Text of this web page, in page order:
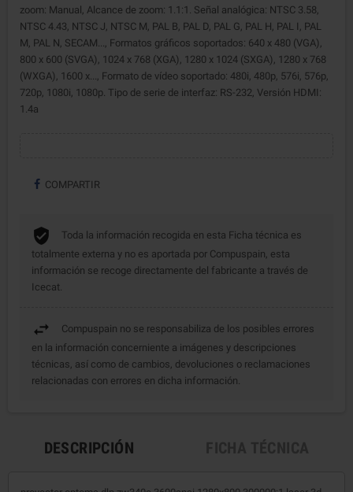
zoom: Manual, Alcance de zoom: 1.1:1. Señal analógica: NTSC 3.58,
NTSC 4.43, NTSC J, NTSC M, PAL B, PAL D, PAL G, PAL H, PAL I, PAL
M, PAL N, SECAM..., Formatos gráficos soportados: 640 x 480 (VGA),
800 x 600 (SVGA), 1024 x 768 (XGA), 1280 x 1024 (SXGA), 1280 x 768
(WXGA), 1600 x..., Formato de vídeo soportado: 480i, 480p, 576i, 576p,
720p, 1080i, 1080p. Tipo de serie de interfaz: RS-232, Versión HDMI:
1.4a
COMPARTIR
Toda la información recogida en esta Ficha técnica es
totalmente externa y no es aportada por Compuspain, esta
información se recoge directamente del fabricante a través de
Icecat.
Compuspain no se responsabiliza de los posibles errores
en la información concerniente a imágenes y descripciones
técnicas, así como de cambios, devoluciones o reclamaciones
relacionadas con errores en dicha información.
DESCRIPCIÓN